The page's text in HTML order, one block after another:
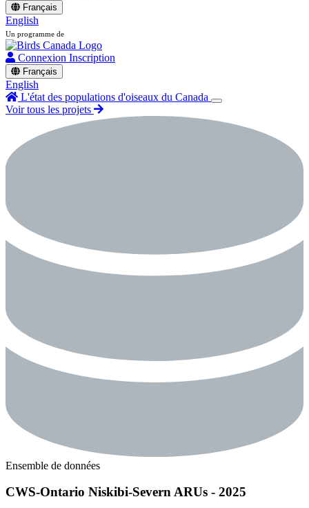
Français
English
Un programme de
Connexion Inscription
Français
English
L'état des populations d'oiseaux du Canada
Voir tous les projets
Ensemble de données
CWS-Ontario Niskibi-Severn ARUs - 2025